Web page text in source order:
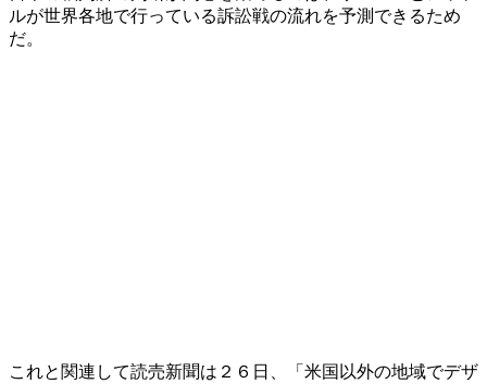
ルが世界各地で行っている訴訟戦の流れを予測できるため
だ。
これと関連して読売新聞は２６日、「米国以外の地域でデザ